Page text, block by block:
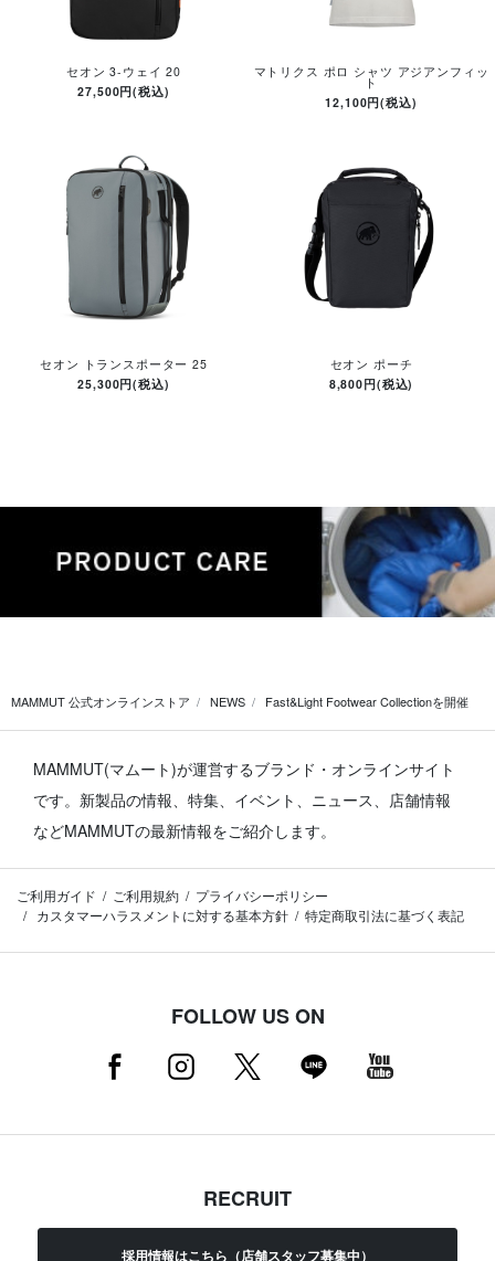
セオン 3-ウェイ 20
27,500円(税込)
マトリクス ポロ シャツ アジアンフィッ
ト
12,100円(税込)
セオン トランスポーター 25
25,300円(税込)
セオン ポーチ
8,800円(税込)
MAMMUT 公式オンラインストア NEWS Fast&Light Footwear Collectionを開催
MAMMUT(マムート)が運営するブランド・オンラインサイト
です。 新製品の情報、特集、イベント、ニュース、店舗情報
などMAMMUTの最新情報をご紹介します。
ご利用ガイド ご利用規約
プライバシーポリシー
カスタマーハラスメントに対する基本方針
特定商取引法に基づく表記
FOLLOW US ON
RECRUIT
採用情報はこちら（店舗スタッフ募集中）